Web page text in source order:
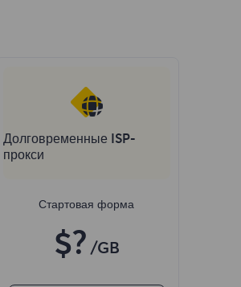
Долговременные ISP-
прокси
Стартовая форма
$? /GB